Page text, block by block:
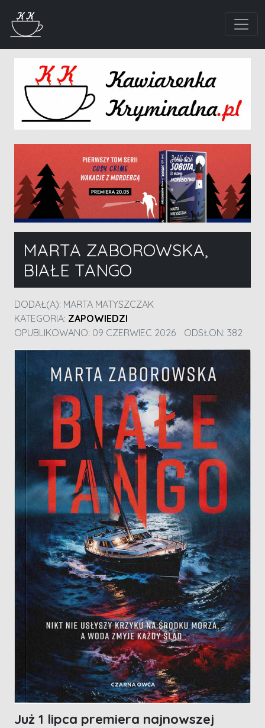
MARTA ZABOROWSKA,
BIAŁE TANGO
DODAŁ(A): MARTA MATYSZCZAK
KATEGORIA: ZAPOWIEDZI
OPUBLIKOWANO: 09 CZERWIEC 2026
ODSŁON: 382
Już 1 lipca premiera najnowszej